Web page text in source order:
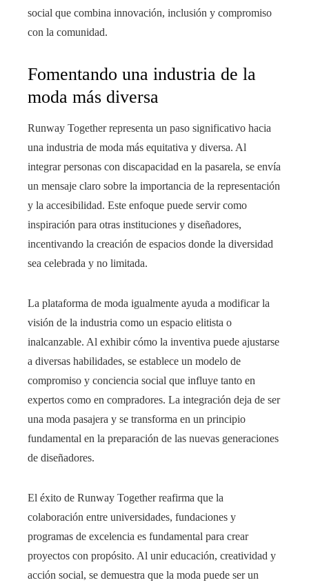
social que combina innovación, inclusión y compromiso
con la comunidad.
Fomentando una industria de la
moda más diversa
Runway Together representa un paso significativo hacia
una industria de moda más equitativa y diversa. Al
integrar personas con discapacidad en la pasarela, se envía
un mensaje claro sobre la importancia de la representación
y la accesibilidad. Este enfoque puede servir como
inspiración para otras instituciones y diseñadores,
incentivando la creación de espacios donde la diversidad
sea celebrada y no limitada.
La plataforma de moda igualmente ayuda a modificar la
visión de la industria como un espacio elitista o
inalcanzable. Al exhibir cómo la inventiva puede ajustarse
a diversas habilidades, se establece un modelo de
compromiso y conciencia social que influye tanto en
expertos como en compradores. La integración deja de ser
una moda pasajera y se transforma en un principio
fundamental en la preparación de las nuevas generaciones
de diseñadores.
El éxito de Runway Together reafirma que la
colaboración entre universidades, fundaciones y
programas de excelencia es fundamental para crear
proyectos con propósito. Al unir educación, creatividad y
acción social, se demuestra que la moda puede ser un